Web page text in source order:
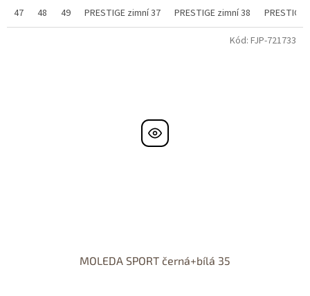
47 48 49 PRESTIGE zimní 37 PRESTIGE zimní 38 PRESTIGE
MOLEDA SPORT černá+bílá 35
Kód: FJP-721733